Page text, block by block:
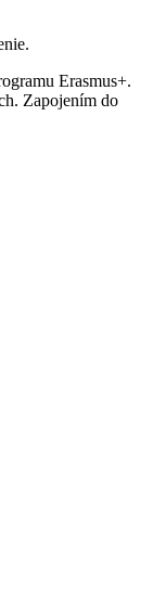
Erasmus+.
Zapojením do